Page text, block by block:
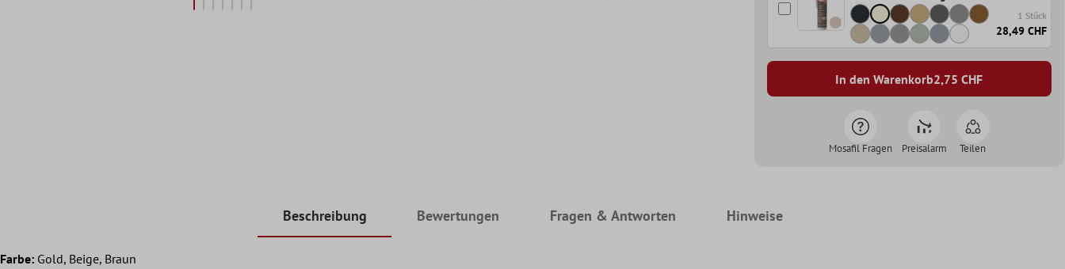
1 Stück
28,49 CHF
In den Warenkorb2,75 CHF
Mosafil Fragen Preisalarm Teilen
Beschreibung Bewertungen Fragen & Antworten Hinweise
Farbe: Gold, Beige, Braun